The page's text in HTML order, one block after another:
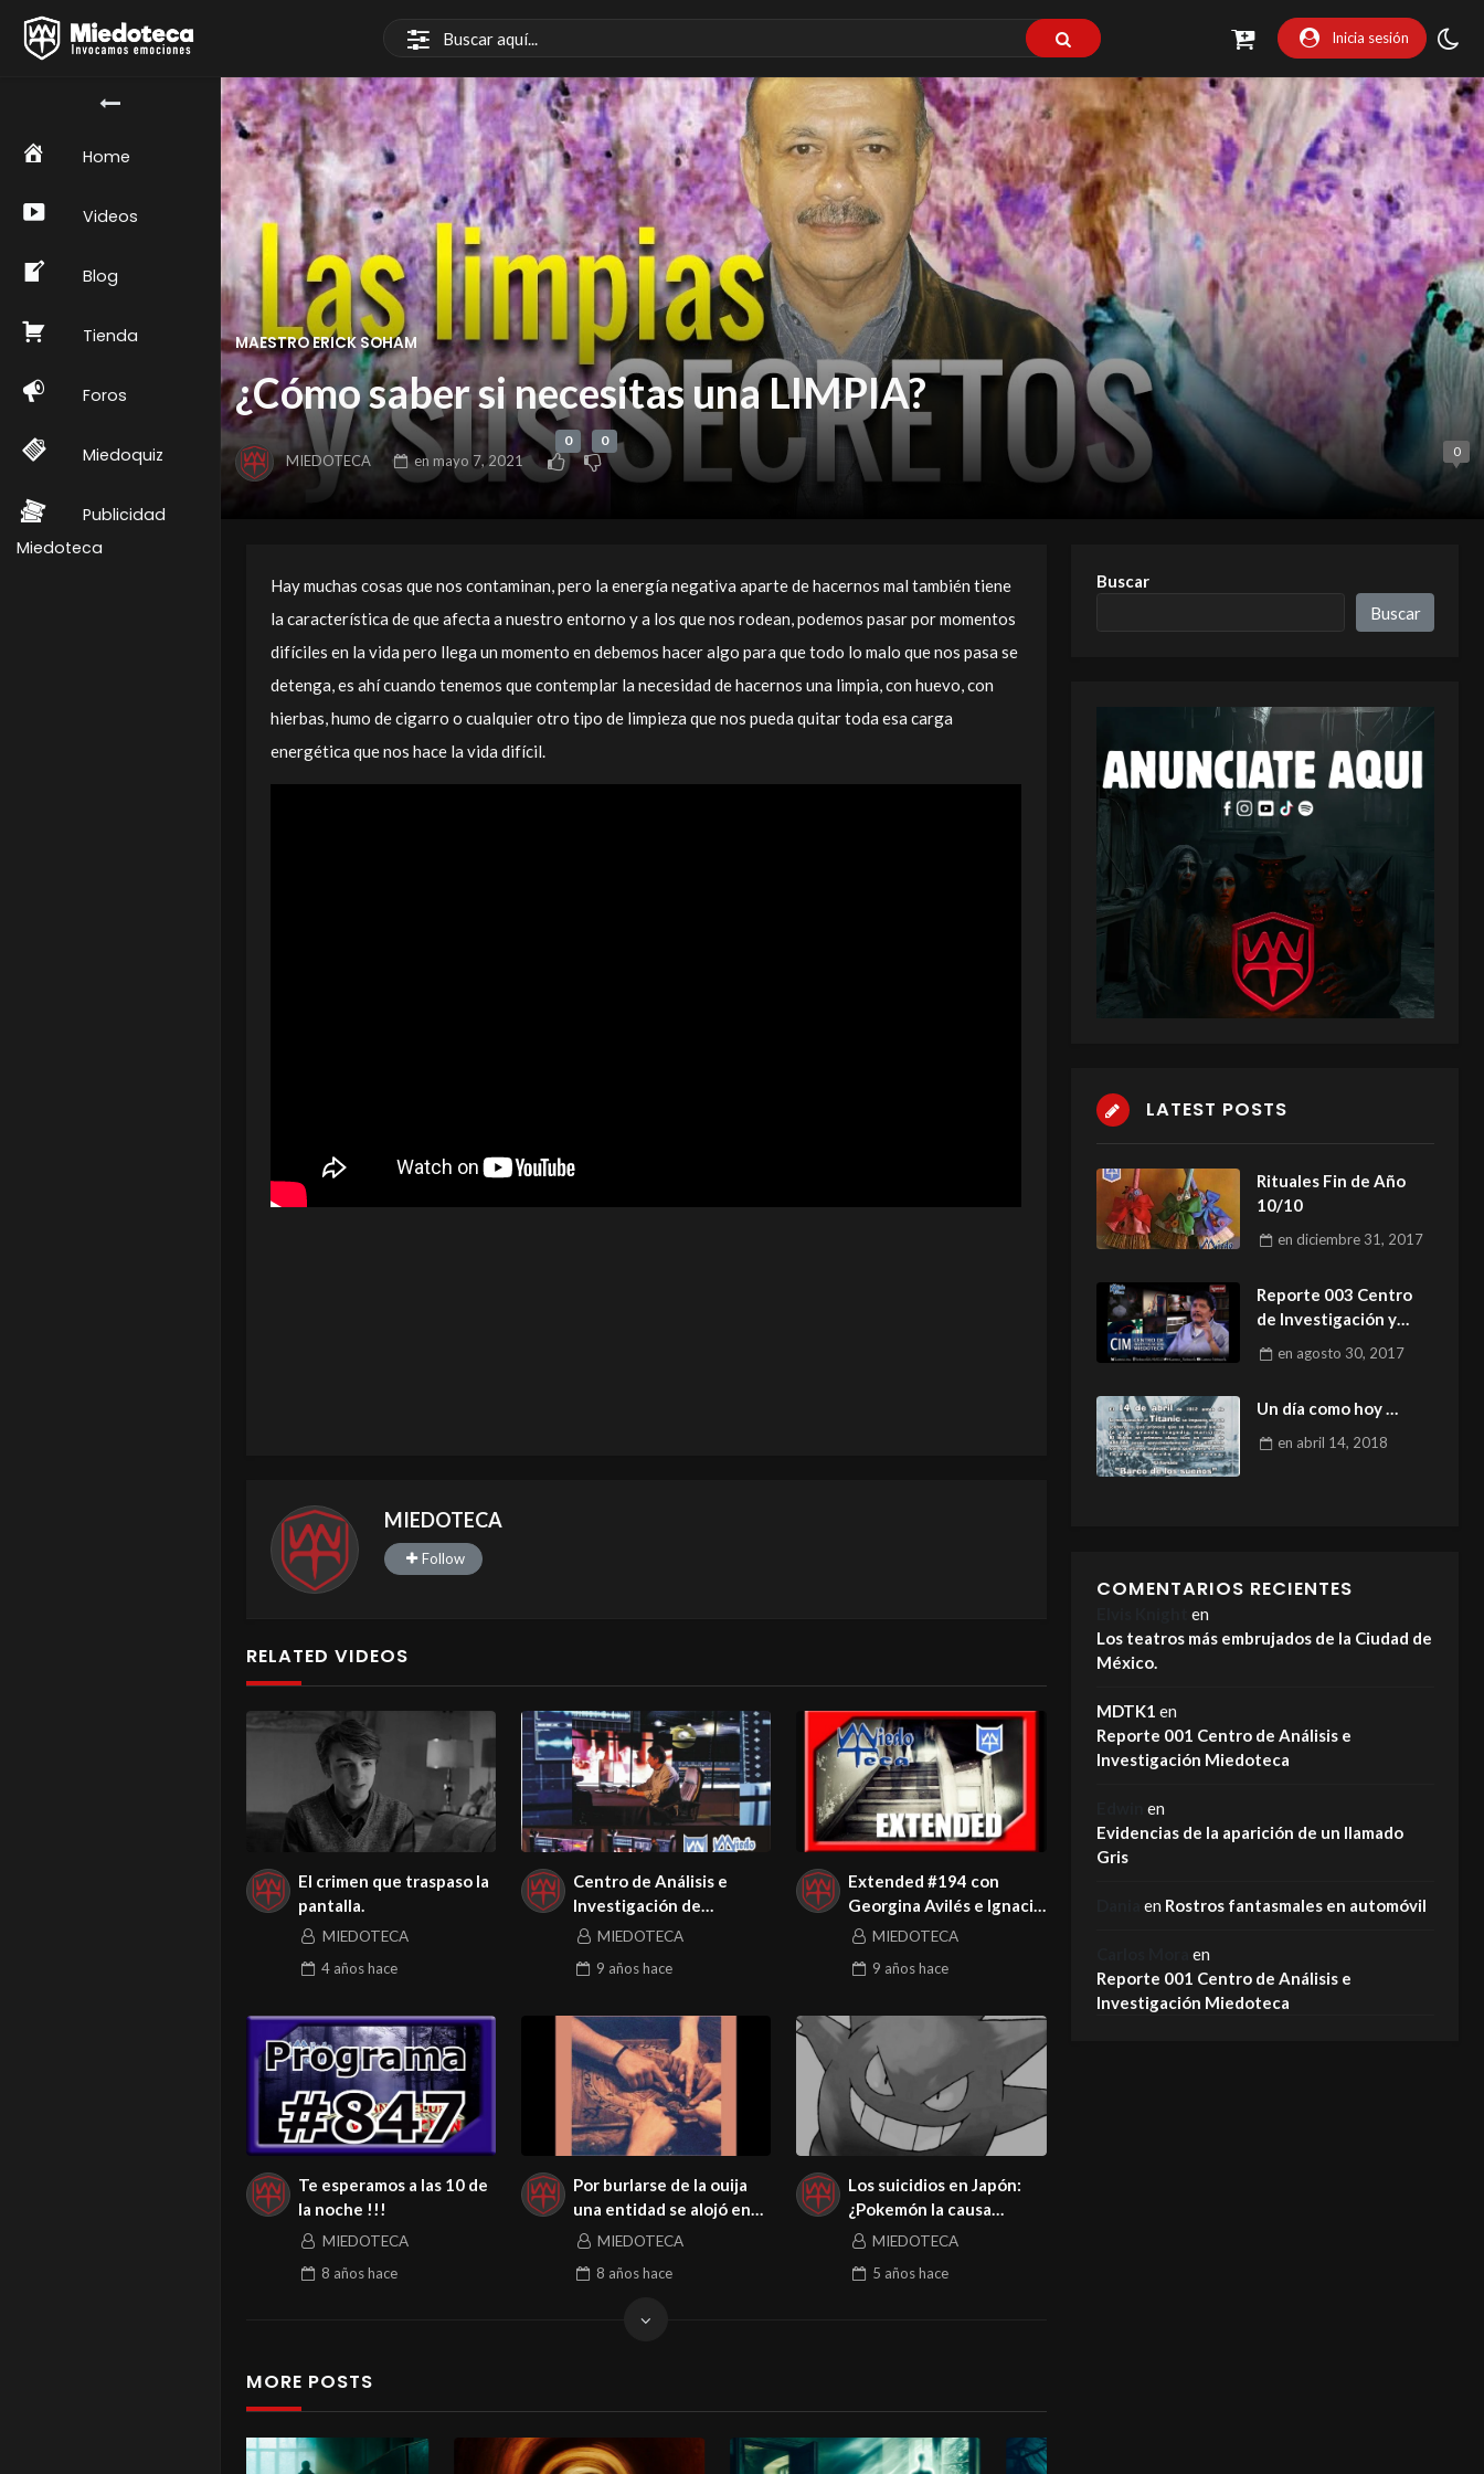
Inicia sesión
Home
Videos
Blog
Tienda
Foros
Miedoquiz
Publicidad
Miedoteca
MAESTRO ERICK SOHAM
¿Cómo saber si necesitas una LIMPIA?
MIEDOTECA en mayo 7, 2021
0 0
0
Hay muchas cosas que nos contaminan, pero la energía negativa aparte de hacernos mal también tiene
la característica de que afecta a nuestro entorno y a los que nos rodean, podemos pasar por momentos
difíciles en la vida pero llega un momento en debemos hacer algo para que todo lo malo que nos pasa se
detenga, es ahí cuando tenemos que contemplar la necesidad de hacernos una limpia, con huevo, con
hierbas, humo de cigarro o cualquier otro tipo de limpieza que nos pueda quitar toda esa carga
energética que nos hace la vida difícil.
MIEDOTECA
Follow
RELATED VIDEOS
El crimen que traspaso la
pantalla.
MIEDOTECA
4 añoshace
Centro de Análisis e
Investigación de
Miedoteca
MIEDOTECA
9 añoshace
Extended #194 con
Georgina Avilés e Ignacio
Muñoz 23 julio 2017
MIEDOTECA
9 añoshace
Te esperamos a las 10 de
la noche !!!
MIEDOTECA
8 añoshace
Por burlarse de la ouija
una entidad se alojó en
ellaMIEDOTECA
8 añoshace
Los suicidios en Japón:
¿Pokemón la causa
mortal?
MIEDOTECA
5 añoshace
MORE POSTS
Buscar
Buscar
LATEST POSTS
Rituales Fin de Año
10/10
en diciembre 31, 2017
Reporte 003 Centro
de Investigación y
Análisis Miedoteca
en agosto 30, 2017
Un día como hoy …
en abril 14, 2018
COMENTARIOS RECIENTES
en
Los teatros más embrujados de la Ciudad de
México.
MDTK1 en
Reporte 001 Centro de Análisis e
Investigación Miedoteca
en
Evidencias de la aparición de un llamado
Gris
en Rostros fantasmales en automóvil
en
Reporte 001 Centro de Análisis e
Investigación Miedoteca